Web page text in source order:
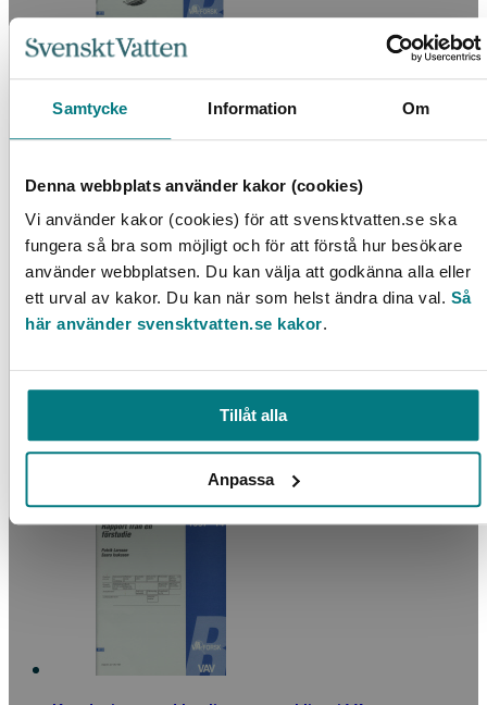
Samtycke Information Om
Denna webbplats använder kakor (cookies)
Vi använder kakor (cookies) för att svensktvatten.se ska
fungera så bra som möjligt och för att förstå hur besökare
använder webbplatsen. Du kan välja att godkänna alla eller
ett urval av kakor. Du kan när som helst ändra dina val. Så
här använder svensktvatten.se kakor.
Tillåt alla
Anpassa
Alternativa avloppssystem i Bergsjön och
Hamburgsund
Läcksökning med hjälp av tryckslagsmätningar –